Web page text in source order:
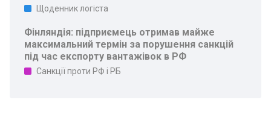
Щоденник логіста
Фінляндія: підприємець отримав майже
максимальний термін за порушення санкцій
під час експорту вантажівок в РФ
Санкції проти РФ і РБ